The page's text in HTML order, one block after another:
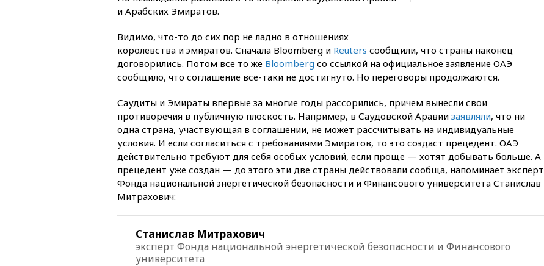
обречены на провал
не соответствует нормам
01:00 Трамп: США сами
нуждаются в дальнобойных
ракетах и системах Patriot
00:01 Трамп заявил о
необходимости пополнения
арсенала США
нежелательной организацией
ребенок и женщина погибли
и Арабских Эмиратов.
Видимо, что-то до сих пор не ладно в отношениях
королевства и эмиратов. Сначала Bloomberg и Reuters сообщили, что страны наконец
договорились. Потом все то же Bloomberg со ссылкой на официальное заявление ОАЭ
сообщило, что соглашение все-таки не достигнуто. Но переговоры продолжаются.
Саудиты и Эмираты впервые за многие годы рассорились, причем вынесли свои
противоречия в публичную плоскость. Например, в Саудовской Аравии заявляли, что ни
одна страна, участвующая в соглашении, не может рассчитывать на индивидуальные
условия. И если согласиться с требованиями Эмиратов, то это создаст прецедент. ОАЭ
действительно требуют для себя особых условий, если проще — хотят добывать больше. А
прецедент уже создан — до этого эти две страны действовали сообща, напоминает эксперт
Фонда национальной энергетической безопасности и Финансового университета Станислав
Митрахович:
Станислав Митрахович
эксперт Фонда национальной энергетической безопасности и Финансового
университета